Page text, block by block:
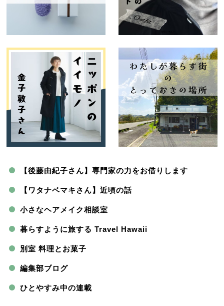
【後藤由紀子さん】専門家の力をお借りします
【ワタナベマキさん】近頃の話
小さなヘアメイク相談室
暮らすように旅する Travel Hawaii
別室 料理とお菓子
編集部ブログ
ひとやすみ中の連載